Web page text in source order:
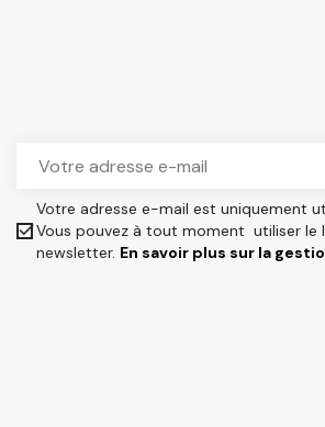

Votre adresse e-mail est uniquement
Vous pouvez à tout moment utiliser le
newsletter. En savoir plus sur la